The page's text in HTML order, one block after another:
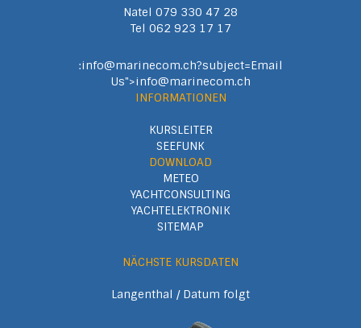
Natel 079 330 47 28
Tel 062 923 17 17
:info@marinecom.ch?subject=Email
Us">info@marinecom.ch
INFORMATIONEN
KURSLEITER
SEEFUNK
DOWNLOAD
METEO
YACHTCONSULTING
YACHTELEKTRONIK
SITEMAP
NÄCHSTE KURSDATEN
Langenthal / Datum folgt